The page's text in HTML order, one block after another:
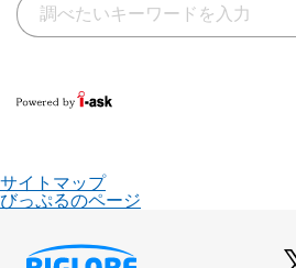
サイトマップ
びっぷるのページ